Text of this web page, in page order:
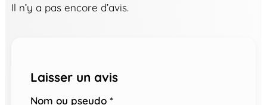
Il n’y a pas encore d’avis.
Laisser un avis
Nom ou pseudo *